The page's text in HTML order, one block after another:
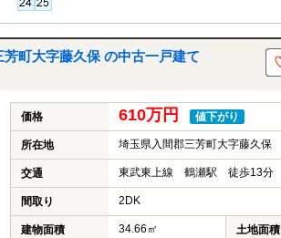
町大字藤久保 の中古一戸建て
価格 610万円 値下がり
所在地 埼玉県入間郡三芳町大字藤久保
交通 東武東上線 鶴瀬駅 徒歩13分
間取り 2DK
建物面積 34.66㎡ 土地面積